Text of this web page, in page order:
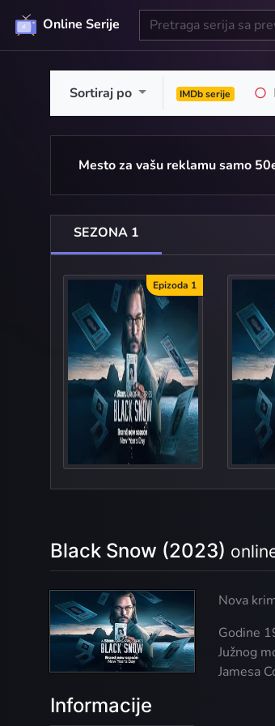
Online Serije
Sortiraj po IMDb serije
Mesto za vašu reklamu samo
SEZONA 1
Epizoda 1
Unfinished B
Black Snow (2023)
Informacije
Nova
Godine
Južnog
Jamesa